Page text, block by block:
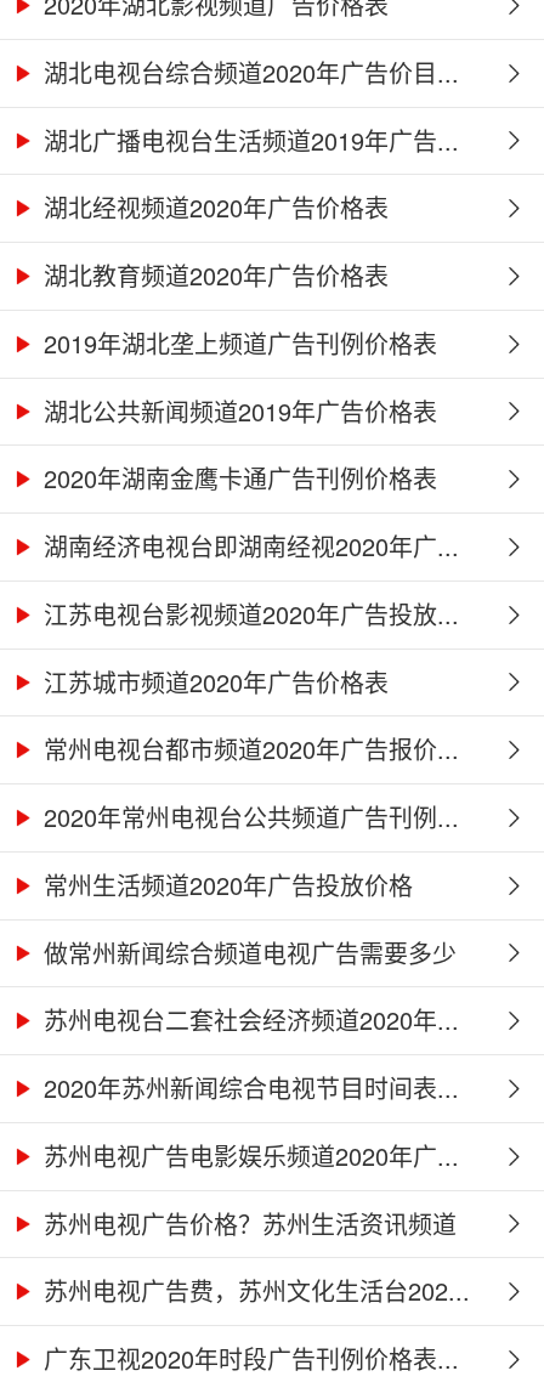
湖北电视台综合频道2020年广告价目...
湖北广播电视台生活频道2019年广告...
湖北经视频道2020年广告价格表
湖北教育频道2020年广告价格表
2019年湖北垄上频道广告刊例价格表
湖北公共新闻频道2019年广告价格表
2020年湖南金鹰卡通广告刊例价格表
湖南经济电视台即湖南经视2020年广...
江苏电视台影视频道2020年广告投放...
江苏城市频道2020年广告价格表
常州电视台都市频道2020年广告报价...
2020年常州电视台公共频道广告刊例...
常州生活频道2020年广告投放价格
做常州新闻综合频道电视广告需要多少
钱...苏州电视台二套社会经济频道2020年...
2020年苏州新闻综合电视节目时间表...
苏州电视广告电影娱乐频道2020年广...
苏州电视广告价格？苏州生活资讯频道
2...苏州电视广告费，苏州文化生活台202...
广东卫视2020年时段广告刊例价格表...